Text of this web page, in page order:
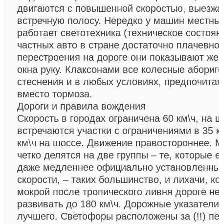
двигаются с повышенной скоростью,
встречную полосу. Нередко у машин
работает светотехника (техническое
частных авто в стране достаточно
перестроения на дороге они показывают
окна руку. Клаксонами все колесные
стеснения и в любых условиях,
вместо тормоза.
Дороги и правила вождения
Скорость в городах ограничена 60 км\ч,
встречаются участки с ограничениями в 35
км\ч на шоссе. Движение правостороннее.
четко делятся на две группы – те, которые
даже медленнее официально
скорости, – таких большинство, и лихачи,
мокрой после тропического ливня дороге
развивать до 180 км\ч. Дорожные
лучшего. Светофоры расположены за (!!)